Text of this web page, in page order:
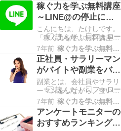
年齢から他に稼げる仕事が
ありますか？ 学ぶ意欲
は、あるんですが…
た。ありがとうございま
す。 ちなみに、私は48歳
なのですが、今からWebデ
ザインを勉強して、仕事に
なるでしょうか？ また、
パソコンを使用して、この
年齢から他に稼げる仕事が
ありますか？ 学ぶ意欲
は、あるんですが…
稼ぐ力を学ぶ無料講座
～LINE@の停止につ
いて
こんにちは、たけしです。
「稼ぐ力を学ぶ無料講座」
のLINE版を友達登録して頂
いている方にご連絡です。
来年より、自分が使ってい
るLINE配信のLINE＠サー
ビスの終了に伴い、「稼ぐ
力を学ぶ無料講座」のLINE
版も停止させて頂くことに
なりました。 もし友達登
録をして頂いている方は…
7年前 稼ぐ力を学ぶ無料講座
正社員・サラリーマン
がバイトや副業をバレ
ないで行う方法は？
副業とは、会社員やサラリ
ーマンをしながら、空いた
時間や就業時間以外で違う
仕事をすることです。 本
業＋副業でダブルワークで
きれば、「お給料以外にも
7年前 稼ぐ力を学ぶ無料講座
アンケートモニターの
おすすめランキング！